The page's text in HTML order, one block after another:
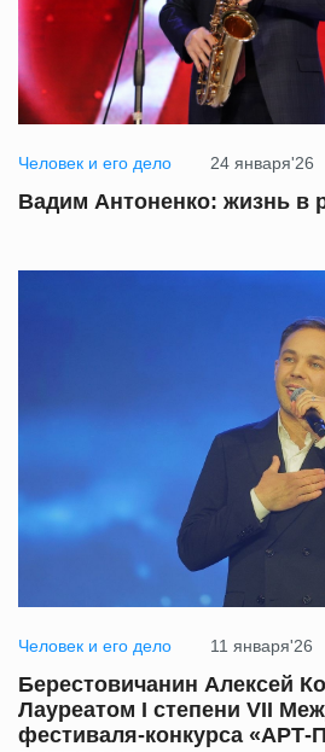
Человек и его дело 24 января'26
Вадим Антоненко: жизнь в
Человек и его дело 11 января'26
Берестовичанин Алексей
Лауреатом I степени VII
фестиваля-конкурса